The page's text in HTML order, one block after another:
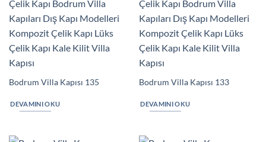
Bodrum Villa Kapısı 135
DEVAMINI OKU
Bodrum Villa Kapısı 133
DEVAMINI OKU